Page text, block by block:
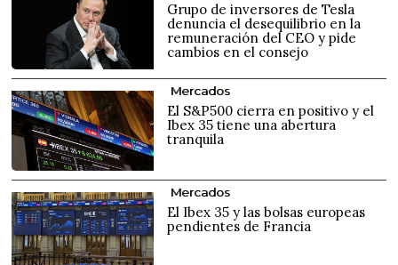
Grupo de inversores de Tesla
denuncia el desequilibrio en la
remuneración del CEO y pide
cambios en el consejo
Mercados
El S&P500 cierra en positivo y el
Ibex 35 tiene una abertura
tranquila
Mercados
El Ibex 35 y las bolsas europeas
pendientes de Francia